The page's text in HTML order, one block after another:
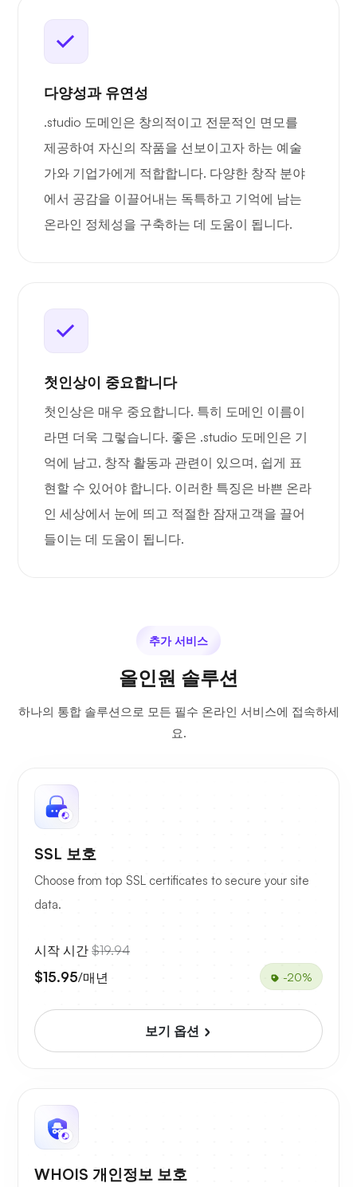
다양성과 유연성
.studio 도메인은 창의적이고 전문적인 면모를
제공하여 자신의 작품을 선보이고자 하는 예술
가와 기업가에게 적합합니다. 다양한 창작 분야
에서 공감을 이끌어내는 독특하고 기억에 남는
온라인 정체성을 구축하는 데 도움이 됩니다.
첫인상이 중요합니다
첫인상은 매우 중요합니다. 특히 도메인 이름이
라면 더욱 그렇습니다. 좋은 .studio 도메인은 기
억에 남고, 창작 활동과 관련이 있으며, 쉽게 표
현할 수 있어야 합니다. 이러한 특징은 바쁜 온라
인 세상에서 눈에 띄고 적절한 잠재고객을 끌어
들이는 데 도움이 됩니다.
추가 서비스
올인원 솔루션
하나의 통합 솔루션으로 모든 필수 온라인 서비스에 접속하세
요.
SSL 보호
Choose from top SSL certificates to secure your site
data.
시작 시간 $19.94
$15.95/매년 -20%
보기 옵션
WHOIS 개인정보 보호